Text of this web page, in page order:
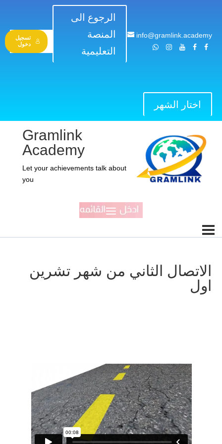
info@gramlink.academy
الرجوع الى
المنصة
التعليمية
تسجيل
دخول
اختار الشهر
Gramlink
Academy
Let your achievements talk about
you
الاتصال الثاني من شهر تشرين
اول